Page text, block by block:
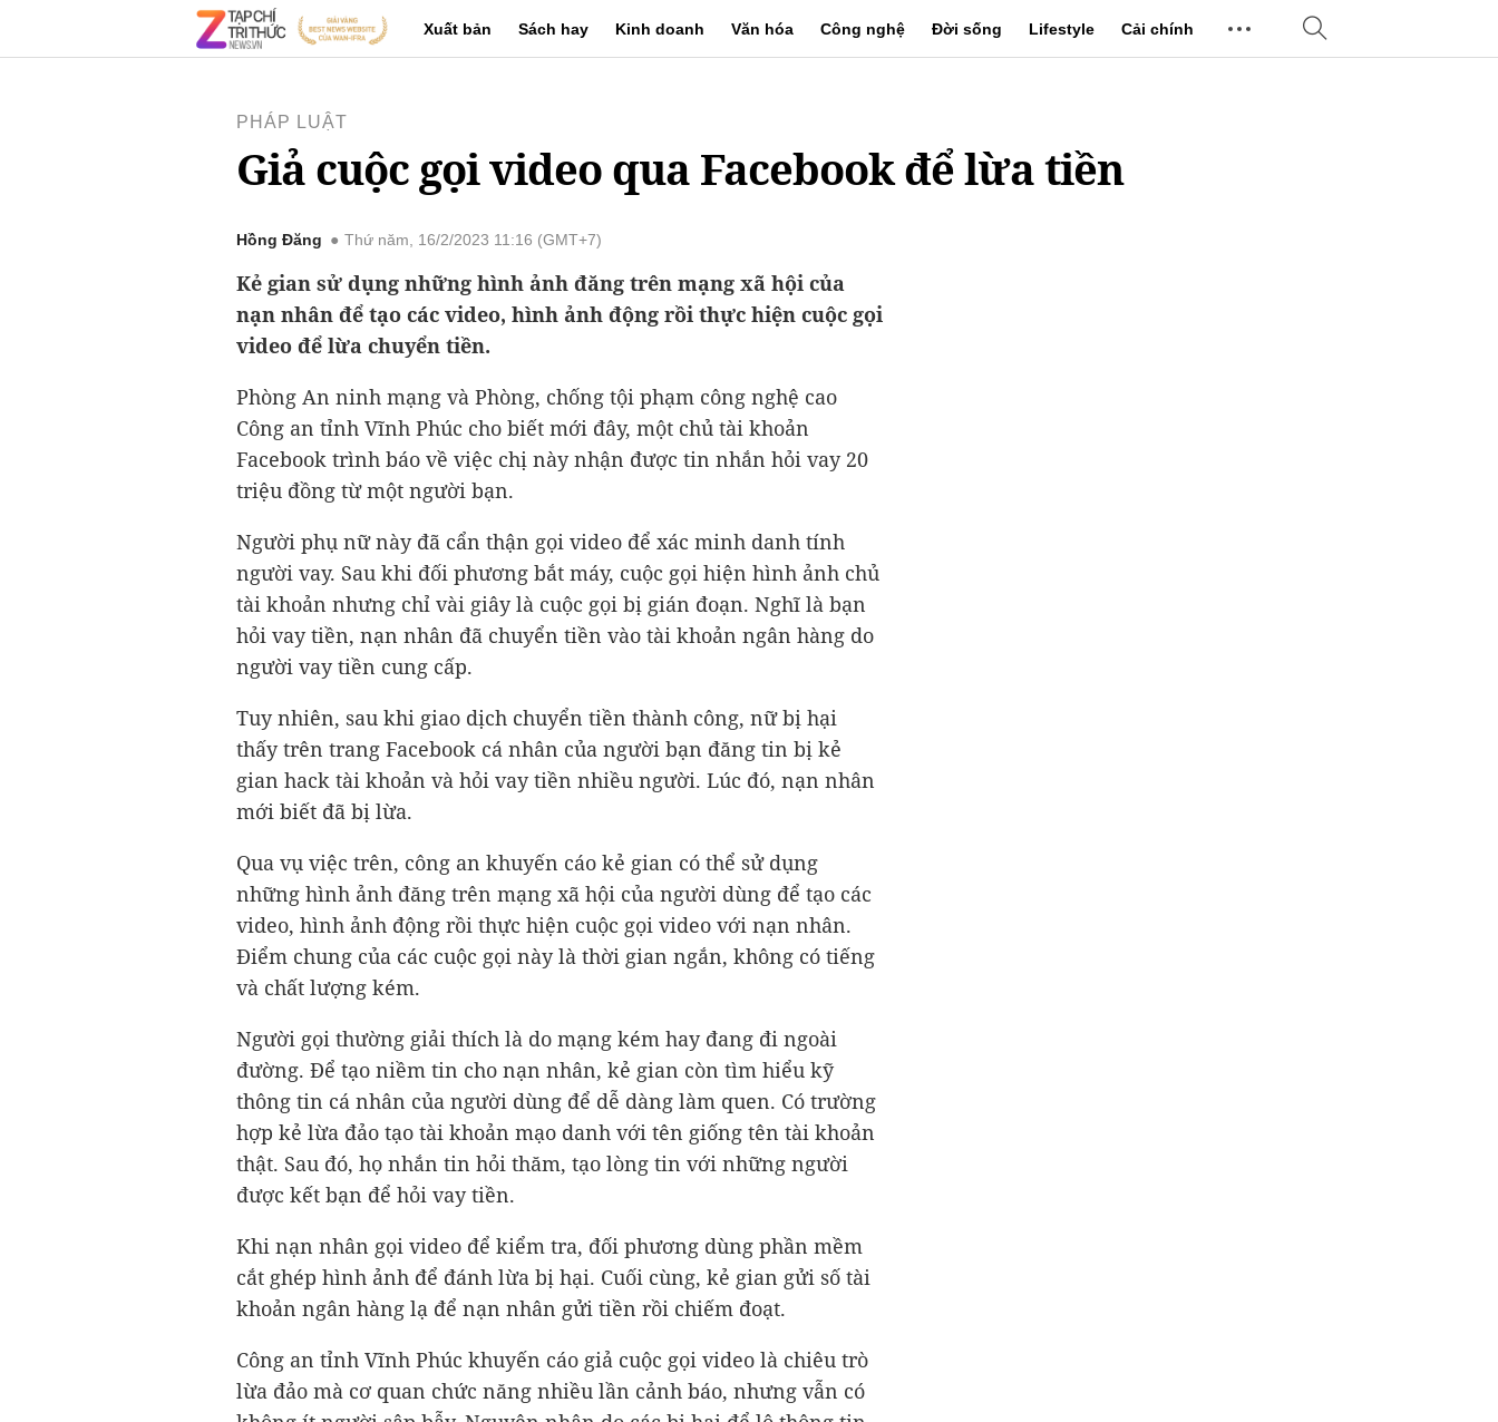
Xuất bản Sách hay Kinh doanh Văn hóa Công nghệ Đời sống Lifestyle Cải chính
PHÁP LUẬT
Giả cuộc gọi video qua Facebook để lừa tiền
Hồng Đăng Thứ năm, 16/2/2023 11:16 (GMT+7)
Kẻ gian sử dụng những hình ảnh đăng trên mạng xã hội của
nạn nhân để tạo các video, hình ảnh động rồi thực hiện cuộc gọi
video để lừa chuyển tiền.
Phòng An ninh mạng và Phòng, chống tội phạm công nghệ cao
Công an tỉnh Vĩnh Phúc cho biết mới đây, một chủ tài khoản
Facebook trình báo về việc chị này nhận được tin nhắn hỏi vay 20
triệu đồng từ một người bạn.
Người phụ nữ này đã cẩn thận gọi video để xác minh danh tính
người vay. Sau khi đối phương bắt máy, cuộc gọi hiện hình ảnh chủ
tài khoản nhưng chỉ vài giây là cuộc gọi bị gián đoạn. Nghĩ là bạn
hỏi vay tiền, nạn nhân đã chuyển tiền vào tài khoản ngân hàng do
người vay tiền cung cấp.
Tuy nhiên, sau khi giao dịch chuyển tiền thành công, nữ bị hại
thấy trên trang Facebook cá nhân của người bạn đăng tin bị kẻ
gian hack tài khoản và hỏi vay tiền nhiều người. Lúc đó, nạn nhân
mới biết đã bị lừa.
Qua vụ việc trên, công an khuyến cáo kẻ gian có thể sử dụng
những hình ảnh đăng trên mạng xã hội của người dùng để tạo các
video, hình ảnh động rồi thực hiện cuộc gọi video với nạn nhân.
Điểm chung của các cuộc gọi này là thời gian ngắn, không có tiếng
và chất lượng kém.
Người gọi thường giải thích là do mạng kém hay đang đi ngoài
đường. Để tạo niềm tin cho nạn nhân, kẻ gian còn tìm hiểu kỹ
thông tin cá nhân của người dùng để dễ dàng làm quen. Có trường
hợp kẻ lừa đảo tạo tài khoản mạo danh với tên giống tên tài khoản
thật. Sau đó, họ nhắn tin hỏi thăm, tạo lòng tin với những người
được kết bạn để hỏi vay tiền.
Khi nạn nhân gọi video để kiểm tra, đối phương dùng phần mềm
cắt ghép hình ảnh để đánh lừa bị hại. Cuối cùng, kẻ gian gửi số tài
khoản ngân hàng lạ để nạn nhân gửi tiền rồi chiếm đoạt.
Công an tỉnh Vĩnh Phúc khuyến cáo giả cuộc gọi video là chiêu trò
lừa đảo mà cơ quan chức năng nhiều lần cảnh báo, nhưng vẫn có